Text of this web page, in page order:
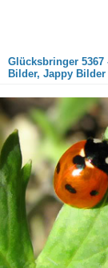
Glücksbringer 5367
Bilder, Jappy Bilder